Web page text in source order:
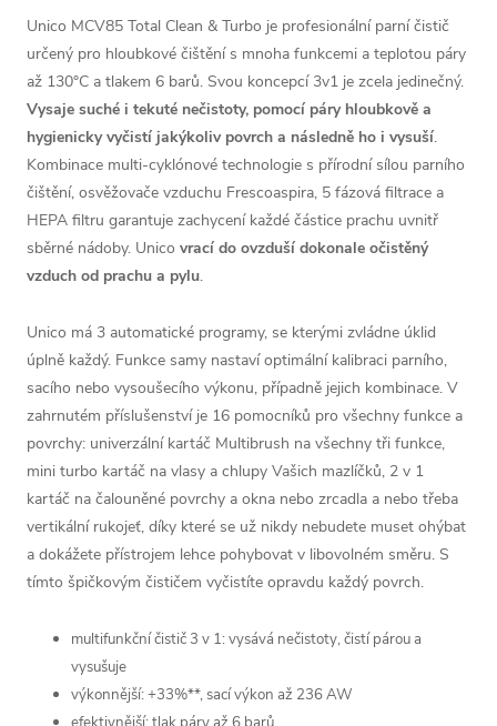
Unico MCV85 Total Clean & Turbo je profesionální parní čistič
určený pro hloubkové čištění s mnoha funkcemi a teplotou páry
až 130°C a tlakem 6 barů. Svou koncepcí 3v1 je zcela jedinečný.
Vysaje suché i tekuté nečistoty, pomocí páry hloubkově a
hygienicky vyčistí jakýkoliv povrch a následně ho i vysuší.
Kombinace multi-cyklónové technologie s přírodní sílou parního
čištění, osvěžovače vzduchu Frescoaspira, 5 fázová filtrace a
HEPA filtru garantuje zachycení každé částice prachu uvnitř
sběrné nádoby. Unico vrací do ovzduší dokonale očistěný
vzduch od prachu a pylu.
Unico má 3 automatické programy, se kterými zvládne úklid
úplně každý. Funkce samy nastaví optimální kalibraci parního,
sacího nebo vysoušecího výkonu, případně jejich kombinace. V
zahrnutém příslušenství je 16 pomocníků pro všechny funkce a
povrchy: univerzální kartáč Multibrush na všechny tři funkce,
mini turbo kartáč na vlasy a chlupy Vašich mazlíčků, 2 v 1
kartáč na čalouněné povrchy a okna nebo zrcadla a nebo třeba
vertikální rukojeť, díky které se už nikdy nebudete muset ohýbat
a dokážete přístrojem lehce pohybovat v libovolném směru. S
tímto špičkovým čističem vyčistíte opravdu každý povrch.
multifunkční čistič 3 v 1: vysává nečistoty, čistí párou a
vysušuje
výkonnější: +33%**, sací výkon až 236 AW